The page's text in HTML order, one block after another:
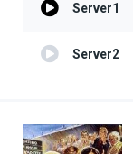
Server1
Server2